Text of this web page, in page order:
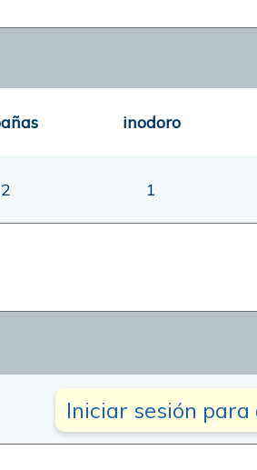
inodoro
2 1
Iniciar sesión